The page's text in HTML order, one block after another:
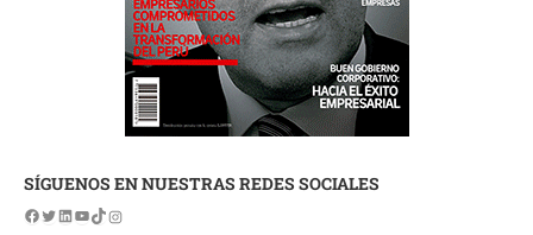
SÍGUENOS EN NUESTRAS REDES SOCIALES